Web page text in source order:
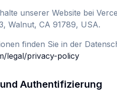
unserer Website bei
Walnut, CA 91789, USA.
finden Sie in der
legal/privacy-policy
Authentifizierung